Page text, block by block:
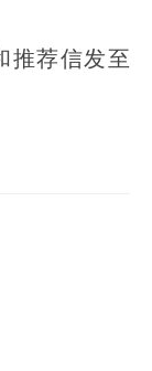
推荐信发至